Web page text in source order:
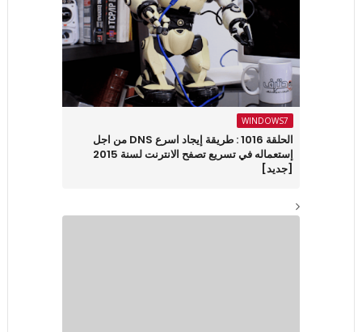
WINDOWS7
الحلقة 1016 : طريقة إيجاد اسرع DNS من اجل
إستعماله في تسريع تصفح الانترنت لسنة 2015
[جديد]